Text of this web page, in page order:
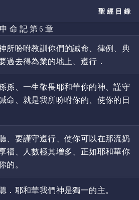
聖經目錄
申 命 記 第 6 章
所吩咐教訓你們的誡命、律例、典
過去得為業的地上、遵行．
孫、一生敬畏耶和華你的神、謹守
命、就是我所吩咐你的、使你的日
、要謹守遵行、使你可以在那流奶
福、人數極其增多、正如耶和華你
的。
．耶和華我們神是獨一的主。